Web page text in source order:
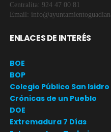
Centralita: 924 47 00 81
Email:
ENLACES DE INTERÉS
BOE
BOP
Colegio Público San Isidro
Crónicas de un Pueblo
DOE
Extremadura 7 Días